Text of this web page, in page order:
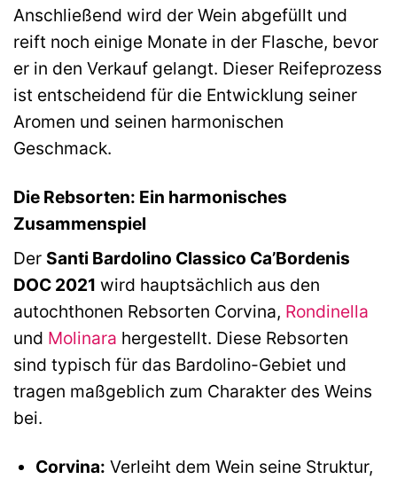
Anschließend wird der Wein abgefüllt und
reift noch einige Monate in der Flasche, bevor
er in den Verkauf gelangt. Dieser Reifeprozess
ist entscheidend für die Entwicklung seiner
Aromen und seinen harmonischen
Geschmack.
Die Rebsorten: Ein harmonisches
Zusammenspiel
Der Santi Bardolino Classico Ca’Bordenis
DOC 2021 wird hauptsächlich aus den
autochthonen Rebsorten Corvina, Rondinella
und Molinara hergestellt. Diese Rebsorten
sind typisch für das Bardolino-Gebiet und
tragen maßgeblich zum Charakter des Weins
bei.
Corvina: Verleiht dem Wein seine Struktur,